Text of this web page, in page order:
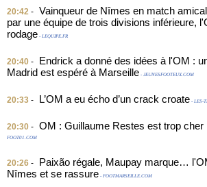
20:42 - Vainqueur de Nîmes en match
par une équipe de trois divisions inférieure,
rodage - LEQUIPE.FR
20:40 -
Endrick a donné des idées à l'OM :
Madrid est espéré à Marseille - JEUNESFOOTEUX.COM
20:33 - L’OM a eu écho d’un crack croate - LES-
20:30 - OM : Guillaume Restes est trop cher
FOOT01.COM
20:26 -
Paixão régale, Maupay marque…
Nîmes et se rassure - FOOTMARSEILLE.COM